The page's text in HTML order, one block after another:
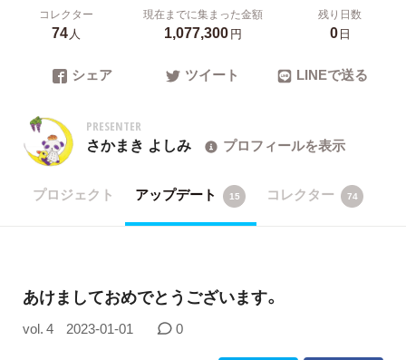
コレクター
74人
現在までに集まった金額
1,077,300円
残り日数
0日
シェア ツイート LINEで送る
PRESENTER
さかまき よしみ プロフィールを表示
プロジェクト アップデート 15 コレクター 74
あけましておめでとうございます。
vol. 4 2023-01-01 0